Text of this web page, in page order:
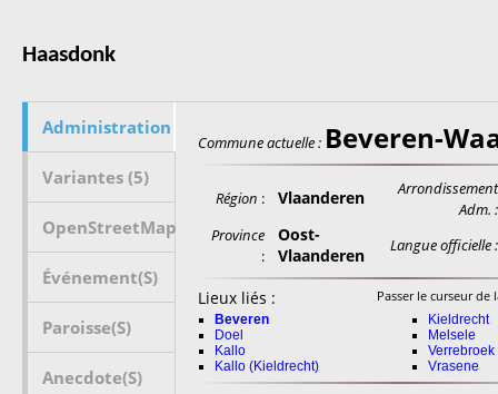
Haasdonk
Administration
Variantes (5)
OpenStreetMap
Événement(s)
Paroisse(s)
Anecdote(s)
Commune actuelle : Beveren-
Région : Vlaanderen
Arrondissement
Adm. :
Province
:
Oost-
Vlaanderen
Langue officielle :
Lieux liés : Passer le curseur
Beveren
Doel
Kallo
Kallo (Kieldrecht)
Kieldrecht
Melsele
Verrebroek
Vrasene